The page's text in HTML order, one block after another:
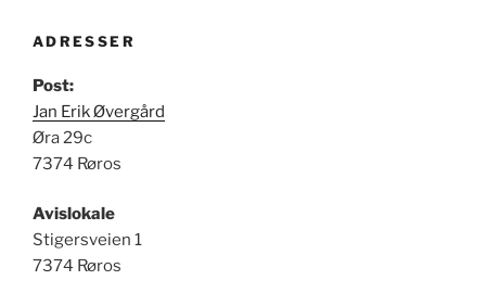
ADRESSER
Post:
Jan Erik Øvergård
Øra 29c
7374 Røros
Avislokale
Stigersveien 1
7374 Røros